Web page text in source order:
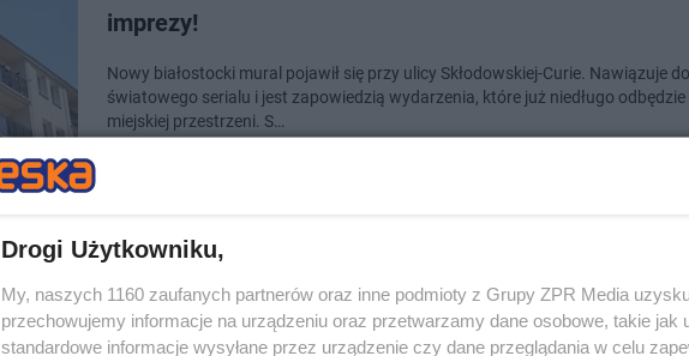
imprezy!
Nowy białostocki mural pojawił się przy ulicy Skłodowskiej-Curie. Nawiązuje
światowego serialu i jest zapowiedzią wydarzenia, które już niedługo odbędzie
miejskiej przestrzeni. S…
Gwiazdy “Bridgertonów” przyjadą do Polski. Jak
na wydarzenie?
Drogi Użytkowniku,
My, naszych 1160 zaufanych partnerów oraz inne podmioty z Grupy ZPR Media
przechowujemy informacje na urządzeniu oraz przetwarzamy dane osobowe, takie jak
standardowe informacje wysyłane przez urządzenie czy dane przeglądania w celu